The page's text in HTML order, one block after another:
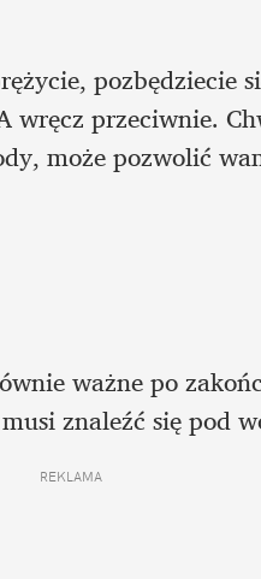
pozbędziecie
wręcz przeciwnie.
może pozwolić
ważne po
znaleźć się pod
REKLAMA